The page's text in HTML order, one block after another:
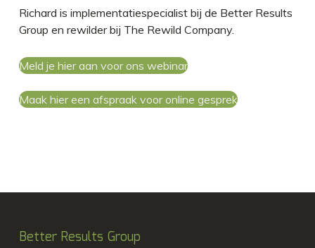
Richard is implementatiespecialist bij de Better Results
Group en rewilder bij The Rewild Company.
Meld je hier aan voor ons webinar
Maak hier een afspraak voor online gesprek
Better Results Group